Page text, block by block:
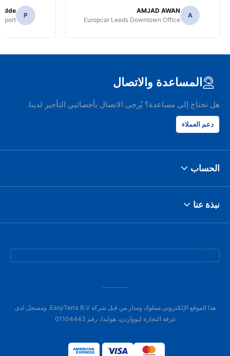
A
AMJAD AWAN
Europcar Leeds Downtown Office
of collection.
P
المساعدة والاتصال
هل تحتاج إلى مساعدة؟ يُرجى الاتصال بأخصائيي التأجير لدينا.
دعم العملاء
الحساب
نبذة عنا
هذا الموقع الإلكتروني مملوك ومدار من قبل شركة EasyTerra B.V. ومسجل لدى
غرفة التجارة ليوواردن، هولندا، رقم 01104443